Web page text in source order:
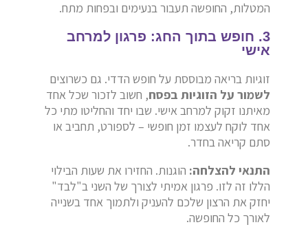
המטלות, החופשה תעבור בנעימים ובפחות מתח.
3. חופש בתוך החג: פרגון למרחב
אישי
זוגיות בריאה מבוססת על חופש הדדי. גם כשרוצים
לשמור על הזוגיות בפסח, חשוב לזכור שכל אחד
מאיתנו זקוק למרחב אישי. שבו יחד והחליטו מתי כל
אחד לוקח לעצמו זמן חופשי – לספורט, תחביב או
סתם קריאה בחדר.
התנאי להצלחה: הוגנות. החזירו את שעות הבילוי
הללו זה לזו. פרגון אמיתי לצורך של השני ב"לבד"
יחזק את הרצון שלכם להעניק ולתמוך אחד בשנייה
לאורך כל החופשה.